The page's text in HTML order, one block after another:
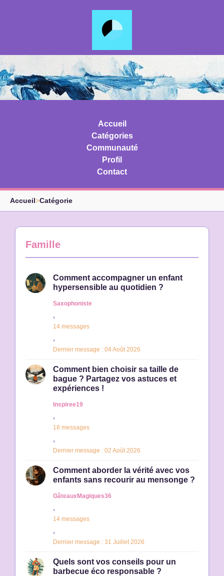
Accueil
Catégories
Communauté
Profil
Contact
Accueil>Catégorie
Famille
Comment accompagner un enfant
hypersensible au quotidien ?
Saxophoniste
14 messages
Dernier message : 04 Août 2026
Comment bien choisir sa taille de
bague ? Partagez vos astuces et
expériences !
Inspiree19
18 messages
Dernier message : 02 Août 2026
Comment aborder la vérité avec vos
enfants sans recourir au mensonge ?
GâteauxMagiques36
14 messages
Dernier message : 31 Juillet 2026
Quels sont vos conseils pour un
barbecue éco responsable ?